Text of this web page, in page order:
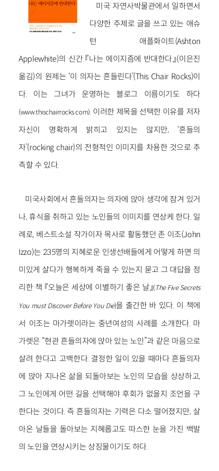
미국 자연사박물관에서 일하면서
다양한 주제로 글을 쓰고 있는 애슈
턴 애플화이트(Ashton
Applewhite)의 신간 『나는 에이지즘에 반대한다』(이은진
옮김)의 원제는 ‘이 의자는 흔들린다’(This Chair Rocks)이
다. 이는 그녀가 운영하는 블로그 이름이기도 하다
(www.thischairrocks.com). 이러한 제목을 선택한 이유를 저자
자신이 명확하게 밝히고 있지는 않지만, ‘흔들의
자’(rocking chair)의 전형적인 이미지를 차용한 것으로 추
측할 수 있다.
미국사회에서 흔들의자는 의자에 앉아 생각에 잠겨 있거
나, 휴식을 취하고 있는 노인들의 이미지를 연상케 한다. 일
례로, 베스트소설 작가이자 목사로 활동했던 존 이조(John
Izzo)는 235명의 지혜로운 인생선배들에게 어떻게 하면 의
미있게 살다가 행복하게 죽을 수 있는지 묻고 그 대답을 정
리한 책 『오늘은 세상에 이별하기 좋은 날』(The Five Secrets
You must Discover Before You Die)을 출간한 바 있다. 이 책에
서 이조는 마가렛이라는 중년여성의 사례를 소개한다. 마
가렛은 “현관 흔들의자에 앉아 있는 노인”과 같은 마음으로
살려 한다고 고백한다. 결정한 일이 있을 때마다 흔들의자
에 앉아 지나온 삶을 되돌아보는 노인의 모습을 상상하고,
그 노인에게 어떤 길을 선택해야 후회가 없을지 조언을 구
한다는 것이다. 즉 흔들의자는 기력은 다소 떨어졌지만, 살
아온 날들을 돌아보는 지혜롭고도 따스한 눈을 가진 백발
의 노인을 연상시키는 상징물이기도 하다.